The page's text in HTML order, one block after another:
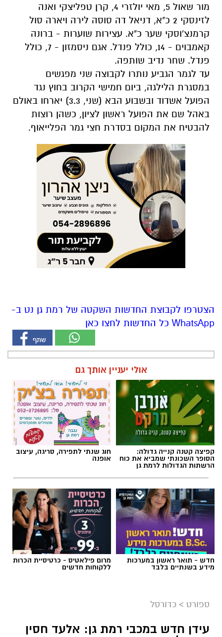
מור שאול 5, מאי יולזרי 4, קרן טפליצקי ואנה
לזינסקי 2 כ"א, דניאל דה סוסה לירה ויארה סול
קרמנצ'וסקי שער כ"א. עצירות שוערות - ברונה
קאמבוים - 14, כולל פנדל. אגם ניסמזון - 7, כולל
פנדל. שחר נדיב שותפה.
עד לגמר הגביע נותרו לקבוצה שני מפגשים
במסגרת הלילגה, ביום חמישי הקרוב בחוץ נגד
הפועל אשדוד ובשבוע הבא (שני, 3.3) יארחו באולם
באהל שם את הפועל ראשון לציון, כשהן רוצות
להבטיח את המקום בסדרת חצי גמר הפלייאוף.
הצטרפו לקבוצת החדשות השקטה של רמת גן נט ב-
WhatsApp כל החדשות לחצו כאן
אולי יעניין אותך גם
קפיצה קטנה קנייה גדולה:
הסופר השכונתי שמביא את כוח
הרשתות הגדולות לרמת גן
חוג שנתי לתפירה, סריגה, עיצוב
אופנה
חדש - תואר ראשון במערכות
מידע בשנתיים בלבד
מרום פילאטיס - כרטיסיית הכרות
ללקוחות חדשים
ספורט > כדורסל
עידן חדש במכבי רמת גן: אלעד חסין